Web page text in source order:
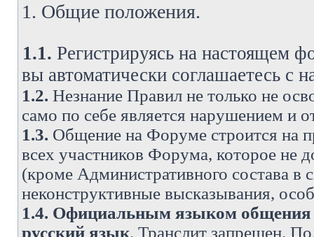
1. Общие положения.
1.1. Регистрируясь на настоящем
вы автоматически соглашаетесь
1.2. Незнание Правил не только не
само по себе является нарушением и
1.3. Общение на Форуме строится на
всех участников Форума, которое не
(кроме Административного состава в
неконструктивные высказывания,
1.4. Официальным языком общения
русский язык. Транслит запрещен.